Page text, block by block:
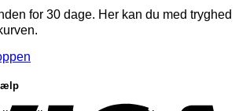
for 30 dage. Her kan du med tryghed